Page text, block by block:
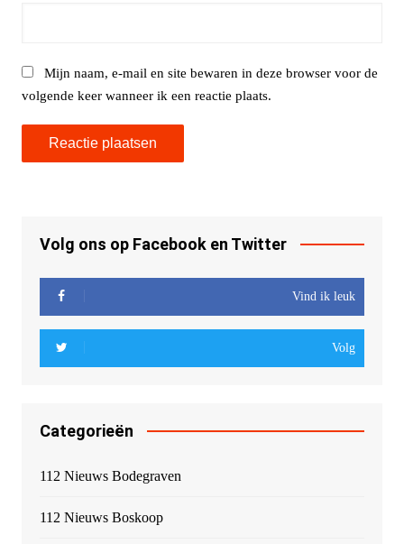
Mijn naam, e-mail en site bewaren in deze browser voor de
volgende keer wanneer ik een reactie plaats.
Volg ons op Facebook en Twitter
Vind ik leuk
Volg
Categorieën
112 Nieuws Bodegraven
112 Nieuws Boskoop